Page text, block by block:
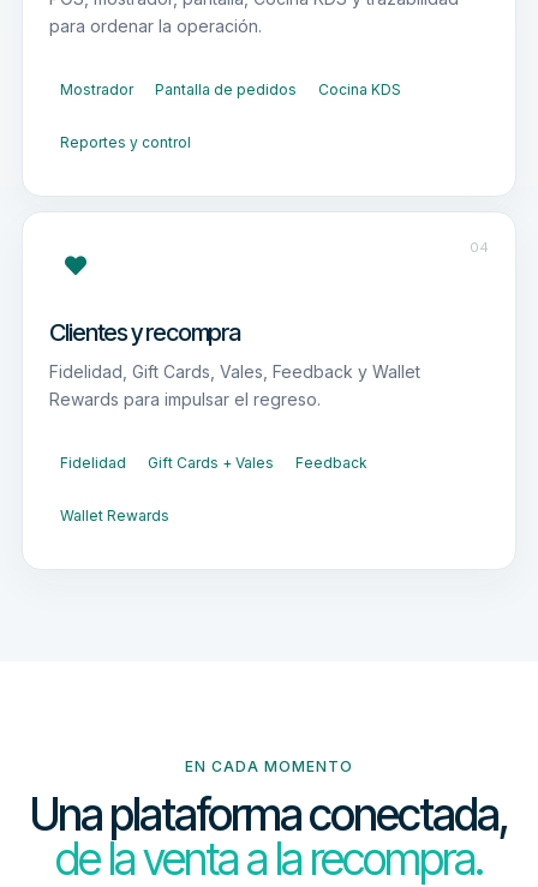
para ordenar la operación.
Mostrador Pantalla de pedidos Cocina KDS
Reportes y control
04
Clientes y recompra
Fidelidad, Gift Cards, Vales, Feedback y Wallet
Rewards para impulsar el regreso.
Fidelidad Gift Cards + Vales Feedback
Wallet Rewards
EN CADA MOMENTO
Una plataforma conectada,
de la venta a la recompra.